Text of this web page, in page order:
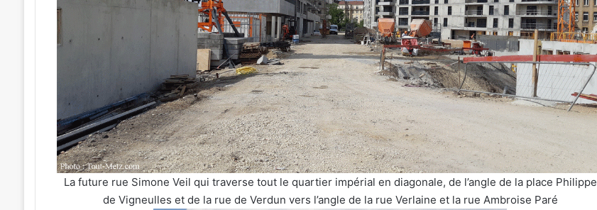
La future rue Simone Veil qui traverse tout le quartier impérial en diagonale, de l’angle de la place Philippe
de Vigneulles et de la rue de Verdun vers l’angle de la rue Verlaine et la rue Ambroise Paré